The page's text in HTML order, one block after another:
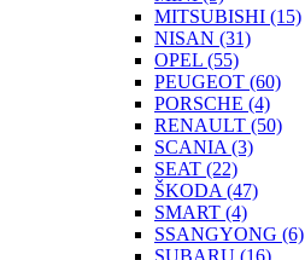
MITSUBISHI (15)
NISAN (31)
OPEL (55)
PEUGEOT (60)
PORSCHE (4)
RENAULT (50)
SCANIA (3)
SEAT (22)
ŠKODA (47)
SMART (4)
SSANGYONG (6)
SUBARU (16)